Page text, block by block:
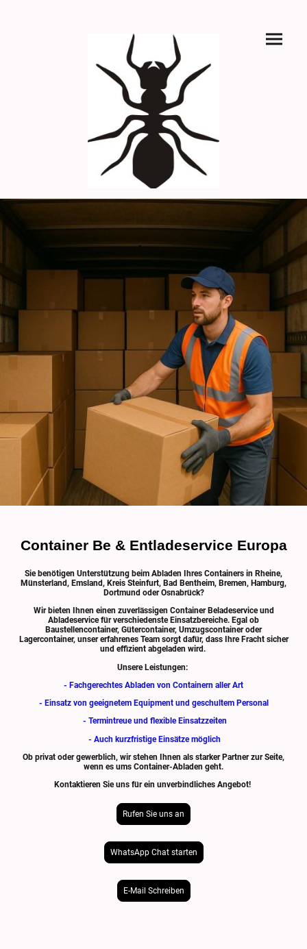
Container Be & Entladeservice Europa
Sie benötigen Unterstützung beim Abladen Ihres Containers in Rheine,
Münsterland, Emsland, Kreis Steinfurt, Bad Bentheim, Bremen, Hamburg,
Dortmund oder Osnabrück?
Wir bieten Ihnen einen zuverlässigen Container Beladeservice und
Abladeservice für verschiedenste Einsatzbereiche. Egal ob
Baustellencontainer, Gütercontainer, Umzugscontainer oder
Lagercontainer, unser erfahrenes Team sorgt dafür, dass Ihre Fracht sicher
und effizient abgeladen wird.
Unsere Leistungen:
- Fachgerechtes Abladen von Containern aller Art
- Einsatz von geeignetem Equipment und geschultem Personal
- Termintreue und flexible Einsatzzeiten
- Auch kurzfristige Einsätze möglich
Ob privat oder gewerblich, wir stehen Ihnen als starker Partner zur Seite,
wenn es ums Container-Abladen geht.
Kontaktieren Sie uns für ein unverbindliches Angebot!
Rufen Sie uns an
WhatsApp Chat starten
E-Mail Schreiben